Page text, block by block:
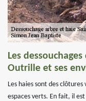
Les
Outrille et ses
Les haies sont des
espaces verts. En fait, il